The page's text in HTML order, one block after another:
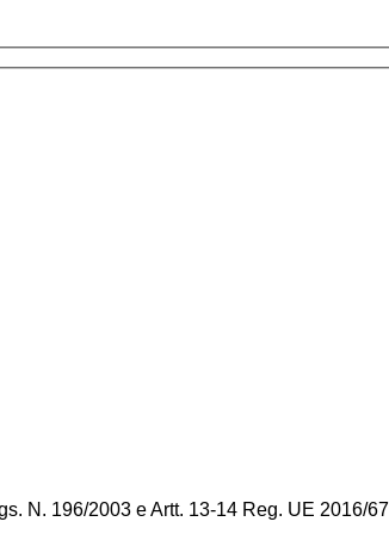
N. 196/2003 e Artt. 13-14 Reg. UE 2016/